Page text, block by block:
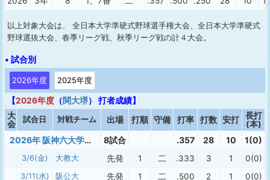
以上対象大会は、 全日本大学準硬式野球選手権大会、全日本大学準硬式
野球選抜大会、春季リーグ戦、秋季リーグ戦の計４大会。
• 試合別
2026年度 2025年度
【2026年度 （関大堺） 打者成績】
大
会
試合日 対戦チーム 出場 打順 守備 打率 打数 安打
長打
(本)
2026年 阪神六大学準硬式 春季 8試合 .357 28 10 1(0)
3/6(金) 大教大 先発 1 二 .333 3 1 0(0)
3/11(水) 阪公大 先発 1 二 .500 2 1 0(0)